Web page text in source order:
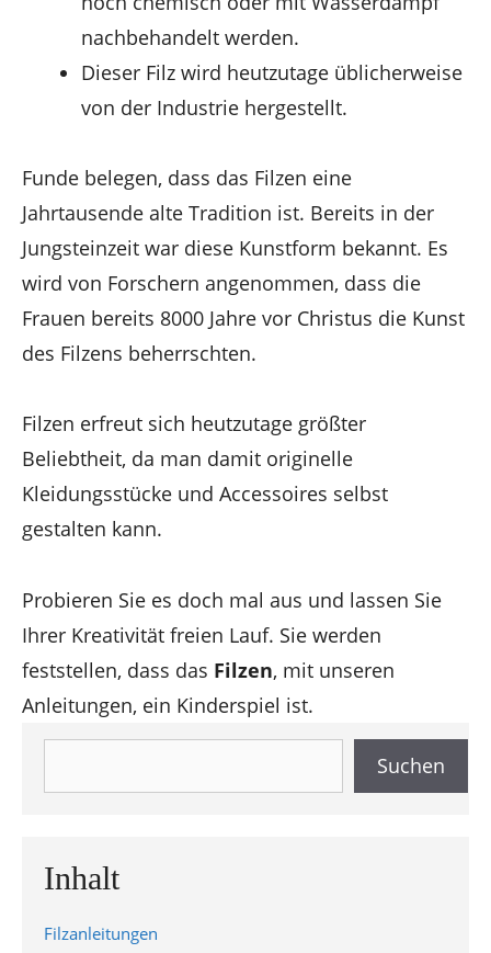
nachbehandelt werden.
Dieser Filz wird heutzutage üblicherweise
von der Industrie hergestellt.
Funde belegen, dass das Filzen eine
Jahrtausende alte Tradition ist. Bereits in der
Jungsteinzeit war diese Kunstform bekannt. Es
wird von Forschern angenommen, dass die
Frauen bereits 8000 Jahre vor Christus die Kunst
des Filzens beherrschten.
Filzen erfreut sich heutzutage größter
Beliebtheit, da man damit originelle
Kleidungsstücke und Accessoires selbst
gestalten kann.
Probieren Sie es doch mal aus und lassen Sie
Ihrer Kreativität freien Lauf. Sie werden
feststellen, dass das Filzen, mit unseren
Anleitungen, ein Kinderspiel ist.
Suchen
Inhalt
Filzanleitungen